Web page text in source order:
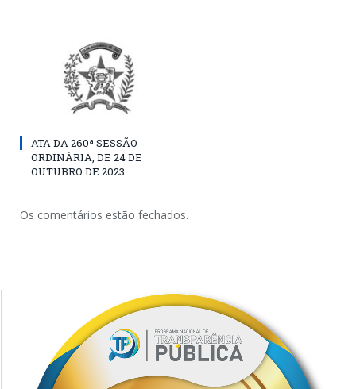
ATA DA 260ª SESSÃO
ORDINÁRIA, DE 24 DE
OUTUBRO DE 2023
Os comentários estão fechados.